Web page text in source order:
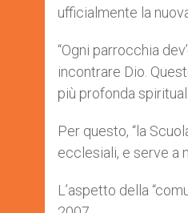
ufficialmente la
“Ogni parrocchia
incontrare Dio.
più profonda
Per questo, “la
ecclesiali, e serve a
L’aspetto della